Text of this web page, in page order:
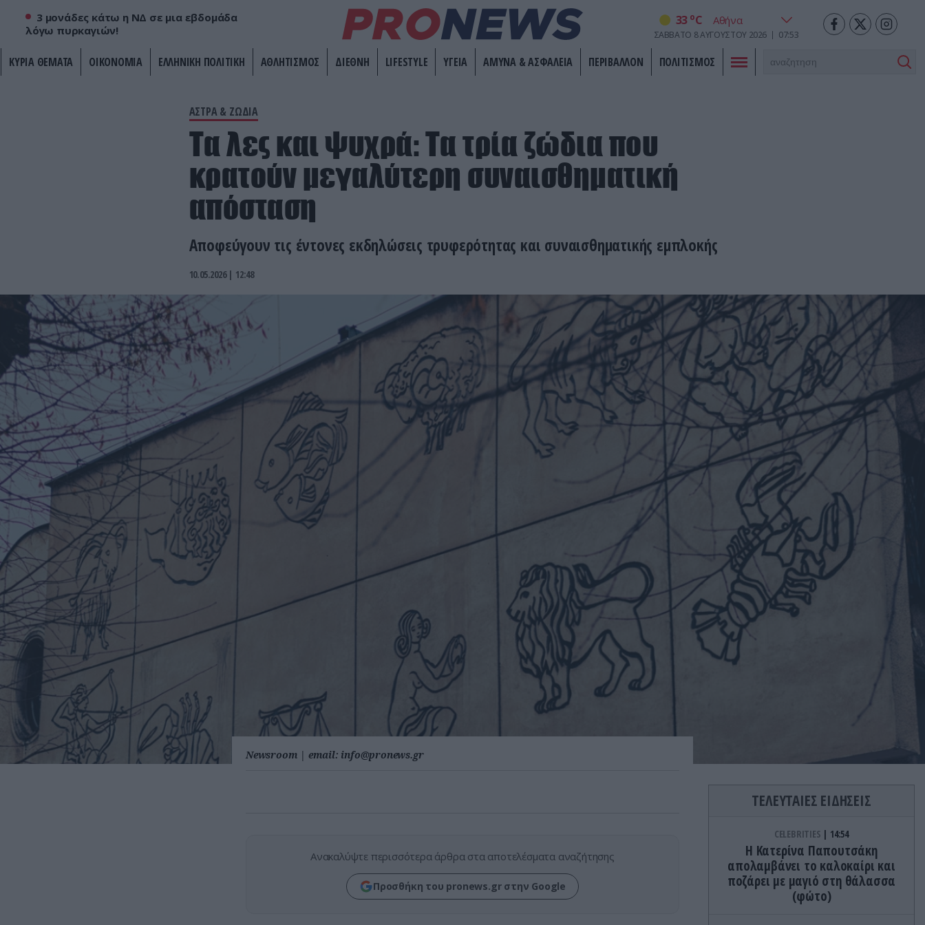
3 μονάδες κάτω η ΝΔ σε μια εβδομάδα
λόγω πυρκαγιών!
33 oC
ΣΆΒΒΑΤΟ 8ΑΥΓΟΎΣΤΟΥ 2026 07:53
ΚΥΡΙΑ ΘΕΜΑΤΑ ΟΙΚΟΝΟΜΙΑ ΕΛΛΗΝΙΚΗ ΠΟΛΙΤΙΚΗ ΑΘΛΗΤΙΣΜΟΣ ΔΙΕΘΝΗ LIFESTYLE ΥΓΕΙΑ ΑΜΥΝΑ & ΑΣΦΑΛΕΙΑ ΠΕΡΙΒΑΛΛΟΝ ΠΟΛΙΤΙΣΜΟΣ
ΑΣΤΡΑ & ΖΩΔΙΑ
Τα λες και ψυχρά: Τα τρία ζώδια που
κρατούν μεγαλύτερη συναισθηματική
απόσταση
Αποφεύγουν τις έντονες εκδηλώσεις τρυφερότητας και συναισθηματικής εμπλοκής
10.05.2026 | 12:48
Newsroom | email: info@pronews.gr
Ανακαλύψτε περισσότερα άρθρα στα αποτελέσματα αναζήτησης
Προσθήκη του pronews.gr στην Google
ΤΕΛΕΥΤΑΙΕΣ ΕΙΔΗΣΕΙΣ
CELEBRITIES 14:54
Η Κατερίνα Παπουτσάκη
απολαμβάνει το καλοκαίρι και
ποζάρει με μαγιό στη θάλασσα
(φώτο)